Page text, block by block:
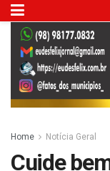
Home Notícia Geral
Cuide